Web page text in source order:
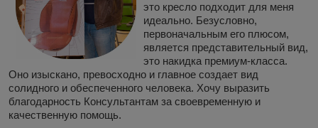
это кресло подходит для меня
идеально. Безусловно,
первоначальным его плюсом,
является представительный вид,
это накидка премиум-класса.
Оно изыскано, превосходно и главное создает вид
солидного и обеспеченного человека. Хочу выразить
благодарность Консультантам за своевременную и
качественную помощь.